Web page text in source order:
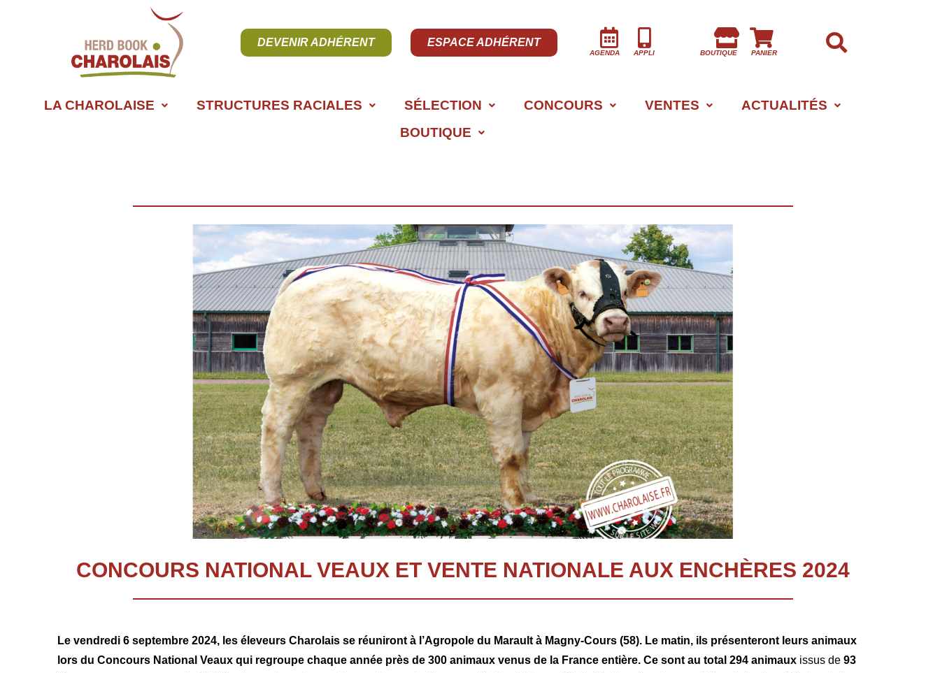
DEVENIR ADHÉRENT ESPACE ADHÉRENT
AGENDA APPLI BOUTIQUE PANIER
LA CHAROLAISE STRUCTURES RACIALES SÉLECTION CONCOURS VENTES
ACTUALITÉS
BOUTIQUE
CONCOURS NATIONAL VEAUX ET VENTE NATIONALE AUX ENCHÈRES 2024
Le vendredi 6 septembre 2024, les éleveurs Charolais se réuniront à l’Agropole du Marault à Magny-Cours (58). Le matin, ils présenteront leurs animaux
lors du Concours National Veaux qui regroupe chaque année près de 300 animaux venus de la France entière. Ce sont au total 294 animaux issus de 93